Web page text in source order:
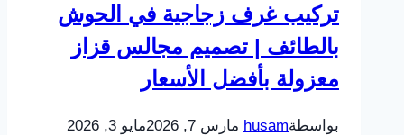
مجالس
بأحدث
الديكورات
في
الطائف
تركيب غرف زجاجية في الحوش
بالطائف | تصميم مجالس قزاز
معزولة بأفضل الأسعار
بواسطةhusam مارس 7, 2026 مايو 3, 2026